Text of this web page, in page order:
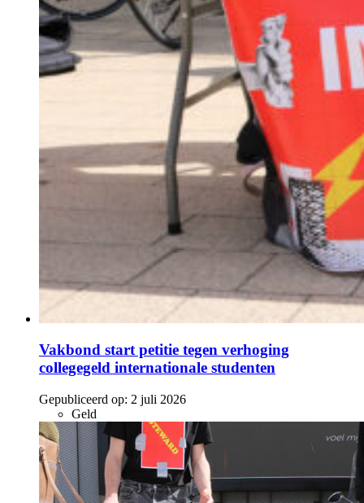
Vakbond start petitie tegen verhoging
collegegeld internationale studenten
Gepubliceerd op: 2 juli 2026
Geld